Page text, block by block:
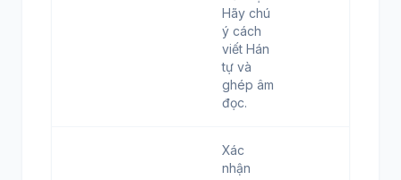
Hãy chú
ý cách
viết Hán
tự và
ghép âm
đọc.
Xác
nhận